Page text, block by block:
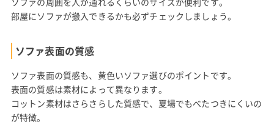
部屋にソファが搬入できるかも必ずチェックしましょう。
ソファ表面の質感
ソファ表面の質感も、黄色いソファ選びのポイントです。
表面の質感は素材によって異なります。
コットン素材はさらさらした質感で、夏場でもべたつきにくいの
が特徴。